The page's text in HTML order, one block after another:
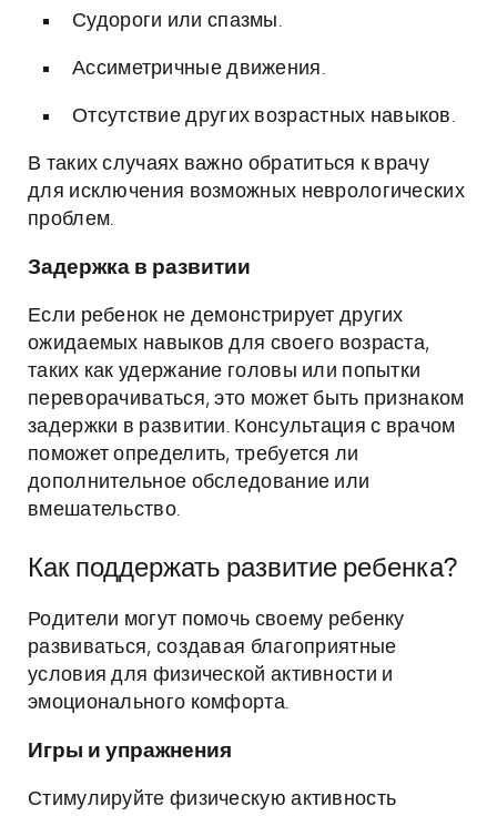
Судороги или спазмы.
Ассиметричные движения.
Отсутствие других возрастных навыков.
В таких случаях важно обратиться к врачу
для исключения возможных неврологических
проблем.
Задержка в развитии
Если ребенок не демонстрирует других
ожидаемых навыков для своего возраста,
таких как удержание головы или попытки
переворачиваться, это может быть признаком
задержки в развитии. Консультация с врачом
поможет определить, требуется ли
дополнительное обследование или
вмешательство.
Как поддержать развитие ребенка?
Родители могут помочь своему ребенку
развиваться, создавая благоприятные
условия для физической активности и
эмоционального комфорта.
Игры и упражнения
Стимулируйте физическую активность